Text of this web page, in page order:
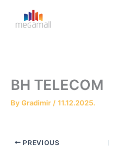
content
BH TELECOM
ByGradimir/11.12.2025.
PREVIOUS